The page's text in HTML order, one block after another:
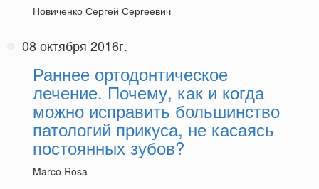
Новиченко Сергей Сергеевич
08 октября 2016г.
Раннее ортодонтическое
лечение. Почему, как и когда
можно исправить большинство
патологий прикуса, не касаясь
постоянных зубов?
Marco Rosa